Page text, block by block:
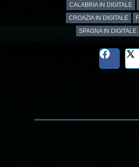
CALABRIA IN DIGITALE
CROAZIA IN DIGITALE
SPAGNA IN DIGITALE